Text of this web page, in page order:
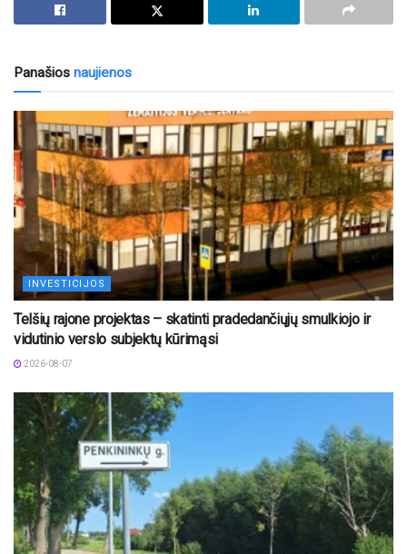
Panašios naujienos
INVESTICIJOS
Telšių rajone projektas – skatinti pradedančiųjų smulkiojo ir
vidutinio verslo subjektų kūrimąsi
2026-08-07